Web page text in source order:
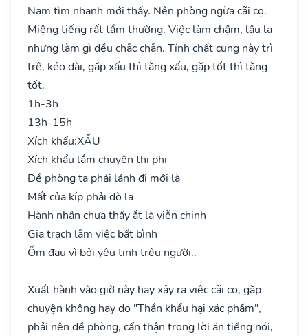
Nam tìm nhanh mới thấy. Nên phòng ngừa cãi cọ.
Miệng tiếng rất tầm thường. Việc làm chậm, lâu la
nhưng làm gì đều chắc chắn. Tính chất cung này trì
trệ, kéo dài, gặp xấu thì tăng xấu, gặp tốt thì tăng
tốt.
1h-3h
13h-15h
Xích khẩu:XẤU
Xích khẩu lắm chuyên thị phi
Đề phòng ta phải lánh đi mới là
Mất của kíp phải dò la
Hành nhân chưa thấy ắt là viễn chinh
Gia trạch lắm việc bất bình
Ốm đau vì bởi yêu tinh trêu người..
Xuất hành vào giờ này hay xảy ra việc cãi cọ, gặp
chuyện không hay do "Thần khẩu hại xác phầm",
phải nên đề phòng, cẩn thận trong lời ăn tiếng nói,